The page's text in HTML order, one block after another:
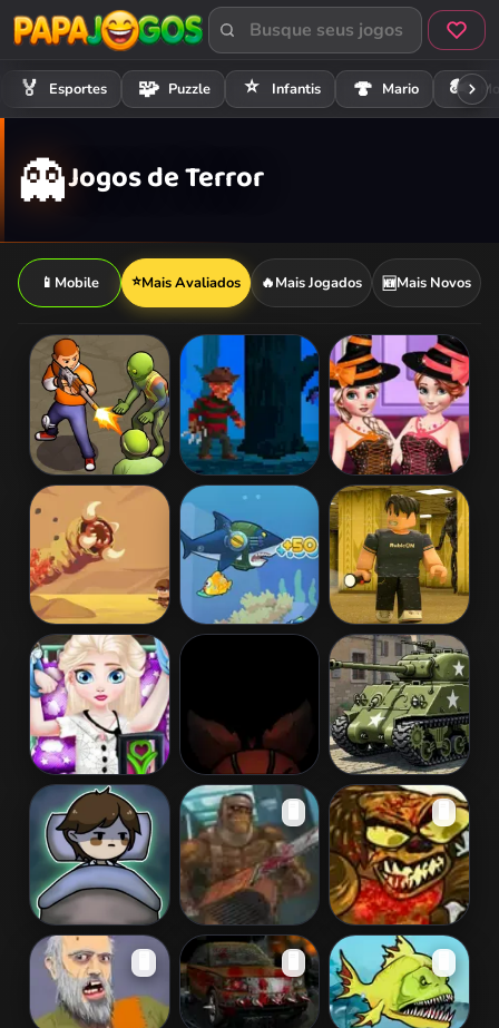
🏅 Esportes 🧩 Puzzle ⭐ Infantis 🍄 Mario 🏍️
👻Jogos de Terror
📱 Mobile ⭐Mais Avaliados 🔥Mais Jogados 🆕Mais Novos
Zombie
Survival
Halloween
Horror
Massacre
Halloween
Party Cake
Terror of Deep
Sand
Backrooms
Baby Elsa
Halloween
Surgery
Freddys Escape
House
The Last 15
Minutes
Keep Zombie
Away
Zombie Warrior
Man 2
Brainless
Monkey
Rampage